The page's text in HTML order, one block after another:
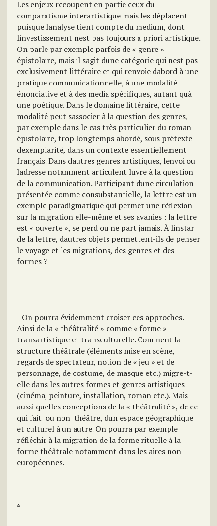
Les enjeux recoupent en partie ceux du
comparatisme interartistique mais les déplacent
puisque lanalyse tient compte du medium, dont
linvestissement nest pas toujours a priori artistique.
On parle par exemple parfois de « genre »
épistolaire, mais il sagit dune catégorie qui nest pas
exclusivement littéraire et qui renvoie dabord à une
pratique communicationnelle, à une modalité
énonciative et à des media spécifiques, autant quà
une poétique. Dans le domaine littéraire, cette
modalité peut sassocier à la question des genres,
par exemple dans le cas très particulier du roman
épistolaire, trop longtemps abordé, sous prétexte
dexemplarité, dans un contexte essentiellement
français. Dans dautres genres artistiques, lenvoi ou
ladresse notamment articulent luvre à la question
de la communication. Participant dune circulation
présentée comme consubstantielle, la lettre est un
exemple paradigmatique qui permet une réflexion
sur la migration elle-même et ses avanies : la lettre
est « ouverte », se perd ou ne part jamais. À linstar
de la lettre, dautres objets permettent-ils de penser
le voyage et les migrations, des genres et des
formes ?
- On pourra évidemment croiser ces approches.
Ainsi de la « théâtralité » comme « forme »
transartistique et transculturelle. Comment la
structure théâtrale (éléments mise en scène,
regards de spectateur, notion de « jeu » et de
personnage, de costume, de masque etc.) migre-t-
elle dans les autres formes et genres artistiques
(cinéma, peinture, installation, roman etc.). Mais
aussi quelles conceptions de la « théâtralité », de ce
qui fait  ou non  théâtre, dun espace géographique
et culturel à un autre. On pourra par exemple
réfléchir à la migration de la forme rituelle à la
forme théâtrale notamment dans les aires non
européennes.
*